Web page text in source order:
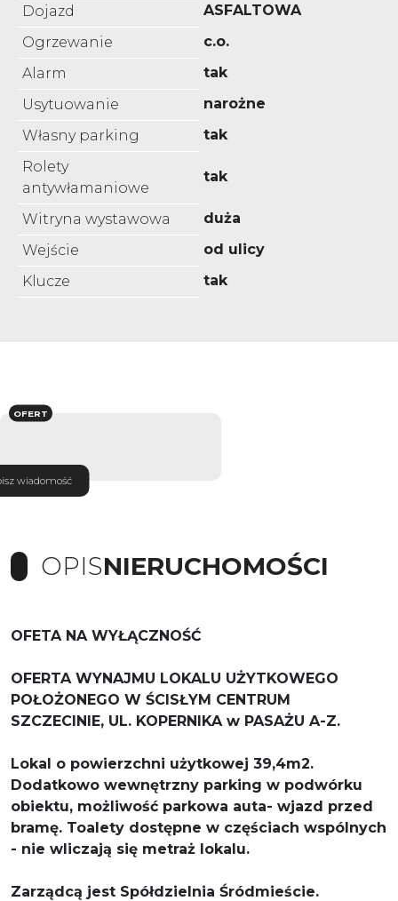
Dojazd
ASFALTOWA
Ogrzewanie
c.o.
Alarm
tak
Usytuowanie
narożne
Własny parking
tak
Rolety
antywłamaniowe
tak
Witryna wystawowa
duża
Wejście
od ulicy
Klucze
tak
wiadomość
OFERT
OPISNIERUCHOMOŚCI
OFETA NA WYŁĄCZNOŚĆ
OFERTA WYNAJMU LOKALU UŻYTKOWEGO
POŁOŻONEGO W ŚCISŁYM CENTRUM
SZCZECINIE, UL. KOPERNIKA w PASAŻU A-Z.
Lokal o powierzchni użytkowej 39,4m2.
Dodatkowo wewnętrzny parking w podwórku
obiektu, możliwość parkowa auta- wjazd przed
bramę. Toalety dostępne w częściach wspólnych
- nie wliczają się metraż lokalu.
Zarządcą jest Spółdzielnia Śródmieście.